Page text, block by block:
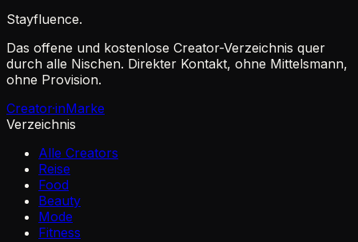
Stayfluence.
Das offene und kostenlose Creator-Verzeichnis quer
durch alle Nischen. Direkter Kontakt, ohne Mittelsmann,
ohne Provision.
Creator·inMarke
Verzeichnis
Alle Creators
Reise
Food
Beauty
Mode
Fitness